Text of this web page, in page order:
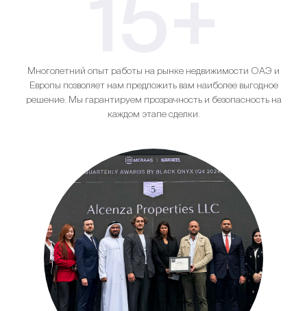
Многолетний опыт работы на рынке недвижимости ОАЭ и
Европы позволяет нам предложить вам наиболее выгодное
решение. Мы гарантируем прозрачность и безопасность на
каждом этапе сделки.